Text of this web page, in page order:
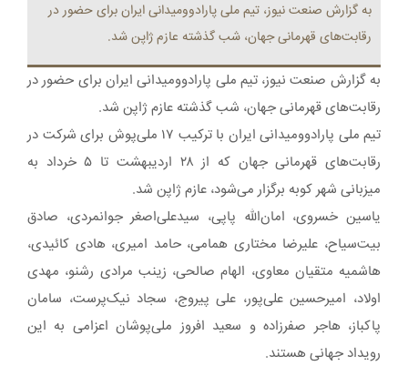
به گزارش صنعت نیوز، تیم ملی پارادوومیدانی ایران برای حضور در
رقابت‌های قهرمانی جهان، شب گذشته عازم ژاپن شد.
به گزارش صنعت نیوز، تیم ملی پارادوومیدانی ایران برای حضور در
رقابت‌های قهرمانی جهان، شب گذشته عازم ژاپن شد.
تیم ملی پارادوومیدانی ایران با ترکیب ۱۷ ملی‌پوش برای شرکت در
رقابت‌های قهرمانی جهان که از ۲۸ اردیبهشت تا ۵ خرداد به
میزبانی شهر کوبه برگزار می‌شود، عازم ژاپن شد.
یاسین خسروی، امان‌الله پاپی، سیدعلی‌اصغر جوانمردی، صادق
بیت‌سیاح، علیرضا مختاری همامی، حامد امیری، هادی کائیدی،
هاشمیه متقیان معاوی، الهام صالحی، زینب مرادی رشنو، مهدی
اولاد، امیرحسین علی‌پور، علی پیروج، سجاد نیک‌پرست، سامان
پاکباز، هاجر صفرزاده و سعید افروز ملی‌پوشان اعزامی به این
رویداد جهانی هستند.